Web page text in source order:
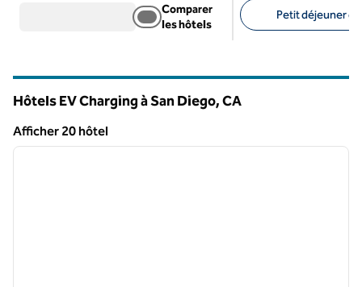
Comparer
les hôtels
Petit déjeuner
Hôtels EV Charging à San Diego,CA
Afficher 20 hôtel
Afficher 20 hôtel
1 sur 12